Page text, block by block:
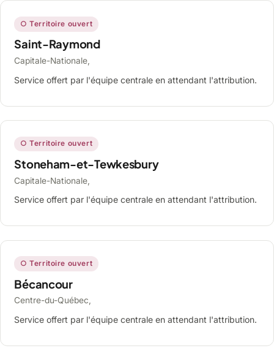
○ Territoire ouvert
Saint-Raymond
Capitale-Nationale,
Service offert par l'équipe centrale en attendant l'attribution.
○ Territoire ouvert
Stoneham-et-Tewkesbury
Capitale-Nationale,
Service offert par l'équipe centrale en attendant l'attribution.
○ Territoire ouvert
Bécancour
Centre-du-Québec,
Service offert par l'équipe centrale en attendant l'attribution.